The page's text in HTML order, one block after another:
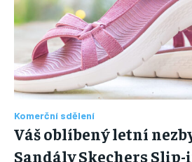
Komerční sdělení
Váš oblíbený letní
Sandály Skechers